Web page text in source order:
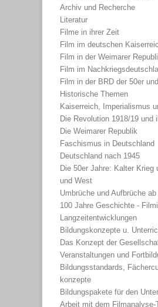
Archiv und Recherche
Literatur
Filme in ihrer Zeit
Film im deutschen
Film in der Weimarer
Film im
Film in der BRD der 50er
Historische Themen
Kaiserreich, Imperialismus
Die Revolution 1918/19 und
Die Weimarer Republik
Faschismus in Deutschland
Deutschland nach 1945
Die 50er Jahre: Kalter
und West
Umbrüche und Aufbrüche
100 Jahre Geschichte -
Langzeitentwicklungen
Bildungskonzepte u.
Das Konzept der
Veranstaltungen und
Bildungsstandards,
konzepte
Bildungspakete für den
Arbeit mit dem Filmanalyse-